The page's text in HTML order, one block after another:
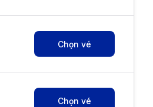
Chọn vé
Chọn vé